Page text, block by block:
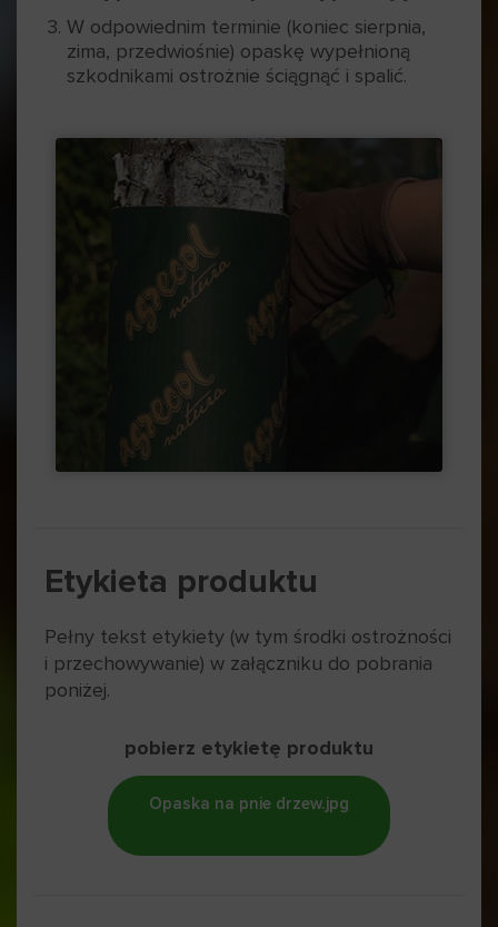
W odpowiednim terminie (koniec sierpnia,
zima, przedwiośnie) opaskę wypełnioną
szkodnikami ostrożnie ściągnąć i spalić.
Etykieta produktu
Pełny tekst etykiety (w tym środki ostrożności
i przechowywanie) w załączniku do pobrania
poniżej.
pobierz etykietę produktu
Opaska na pnie drzew.jpg